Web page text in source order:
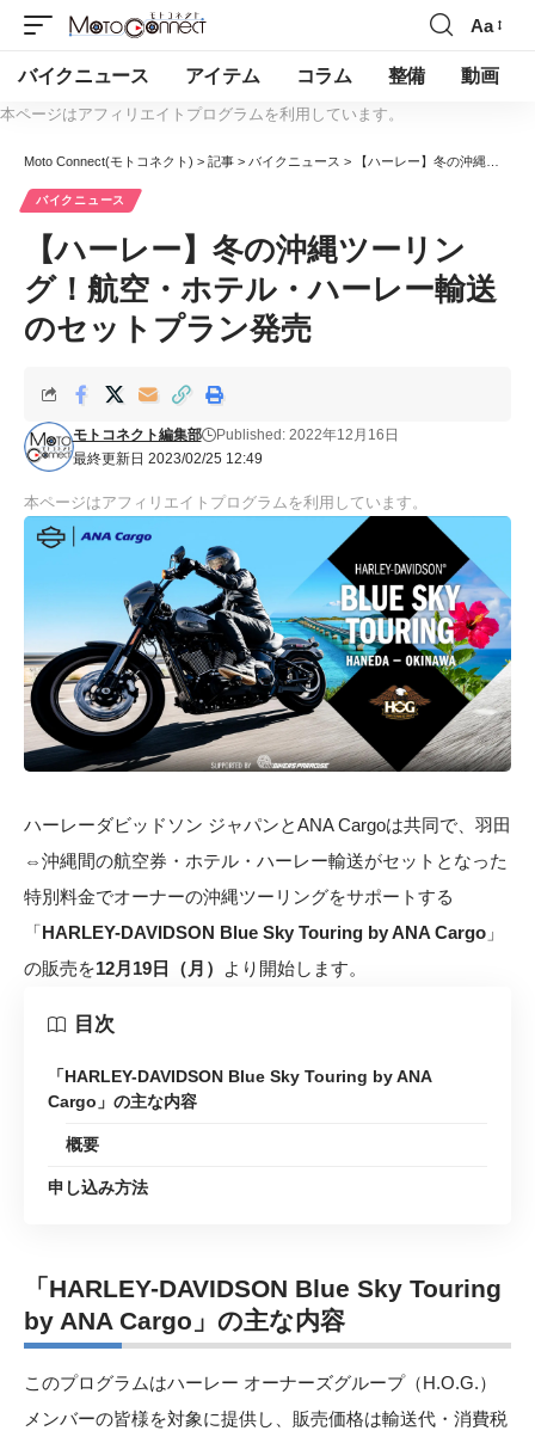
Aa
バイクニュース アイテム コラム 整備 動画
本ページはアフィリエイトプログラムを利用しています。
Moto Connect(モトコネクト) > 記事 > バイクニュース > 【ハーレー】冬の沖縄ツーリング！航空・ホテル・ハーレー輸送のセットプラン発売
バイクニュース
【ハーレー】冬の沖縄ツーリン
グ！航空・ホテル・ハーレー輸送
のセットプラン発売
最終更新日 2023/02/25 12:49
モトコネクト編集部 Published: 2022年12月16日
本ページはアフィリエイトプログラムを利用しています。
ハーレーダビッドソン ジャパンとANA Cargoは共同で、羽田
⇔沖縄間の航空券・ホテル・ハーレー輸送がセットとなった
特別料金でオーナーの沖縄ツーリングをサポートする
「HARLEY-DAVIDSON Blue Sky Touring by ANA Cargo 」
の販売を12月19日（月） より開始します。
目次
「HARLEY-DAVIDSON Blue Sky Touring by ANA
Cargo」の主な内容
概要
申し込み方法
「HARLEY-DAVIDSON Blue Sky Touring
by ANA Cargo」の主な内容
このプログラムはハーレー オーナーズグループ（H.O.G.）
メンバーの皆様を対象に提供し、販売価格は輸送代・消費税